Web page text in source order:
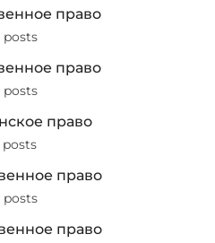
право
posts
право
posts
право
posts
право
posts
право